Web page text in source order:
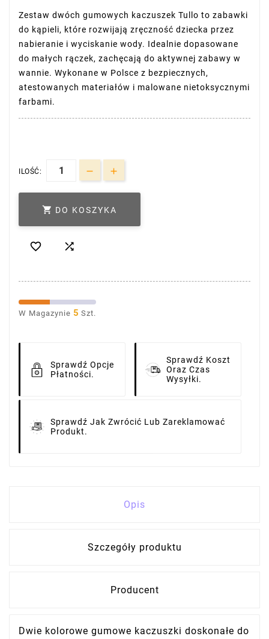
Zestaw dwóch gumowych kaczuszek Tullo to zabawki
do kąpieli, które rozwijają zręczność dziecka przez
nabieranie i wyciskanie wody. Idealnie dopasowane
do małych rączek, zachęcają do aktywnej zabawy w
wannie. Wykonane w Polsce z bezpiecznych,
atestowanych materiałów i malowane nietoksycznymi
farbami.
ILOŚĆ:
 DO KOSZYKA
 
W Magazynie 5 Szt.
Sprawdź Opcje
Płatności.
Sprawdź Koszt
Oraz Czas
Wysyłki.
Sprawdź Jak Zwrócić Lub Zareklamować
Produkt.
Opis
Szczegóły produktu
Producent
Dwie kolorowe gumowe kaczuszki doskonałe do